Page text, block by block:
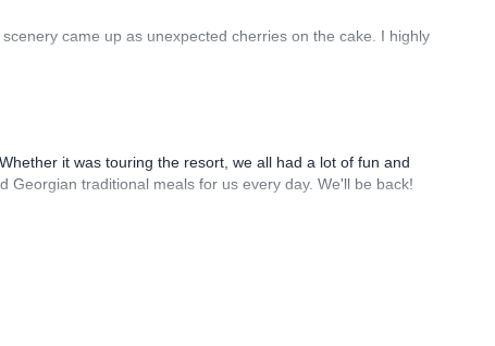
came up as unexpected cherries on the cake. I highly
it was touring the resort, we all had a lot of fun and
traditional meals for us every day. We'll be back!